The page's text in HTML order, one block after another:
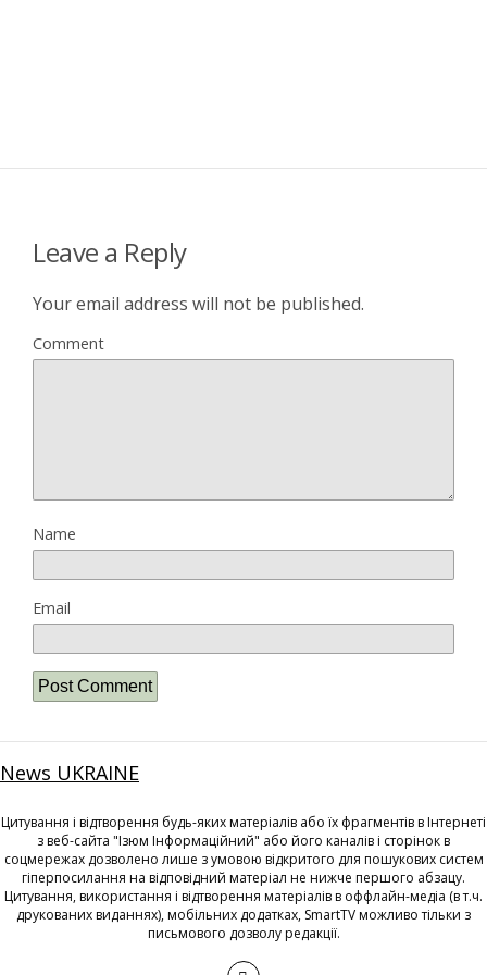
Leave a Reply
Your email address will not be published.
Comment
Name
Email
News UKRAINE
Цитування і відтворення будь-яких матеріалів або їх фрагментів в Інтернеті
з веб-сайта "Ізюм Інформаційний" або його каналів і сторінок в
соцмережах дозволено лише з умовою відкритого для пошукових систем
гіперпосилання на відповідний матеріал не нижче першого абзацу.
Цитування, використання і відтворення матеріалів в оффлайн-медіа (в т.ч.
друкованих виданнях), мобільних додатках, SmartTV можливо тільки з
письмового дозволу редакції.